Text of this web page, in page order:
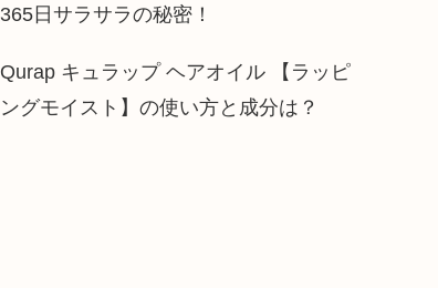
365日サラサラの秘密！
Qurap キュラップ ヘアオイル 【ラッピ
ングモイスト】の使い方と成分は？